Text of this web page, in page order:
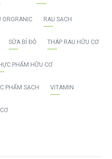
ORGRANIC RAU SẠCH
SỮA BÍ ĐỎ THÁP RAU HỮU CƠ
PHẨM HỮU CƠ
PHẨM SẠCH VITAMIN